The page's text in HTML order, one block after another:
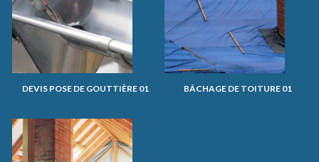
DEVIS POSE DE GOUTTIÈRE 01 BÂCHAGE DE TOITURE 01